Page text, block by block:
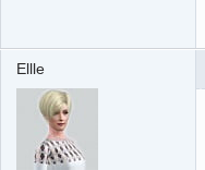
Ellle